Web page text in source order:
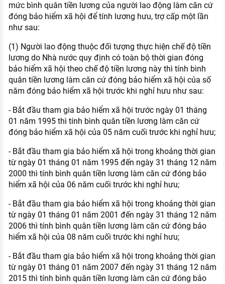
mức bình quân tiền lương của người lao động làm căn cứ
đóng bảo hiểm xã hội để tính lương hưu, trợ cấp một lần
như sau:
(1) Người lao động thuộc đối tượng thực hiện chế độ tiền
lương do Nhà nước quy định có toàn bộ thời gian đóng
bảo hiểm xã hội theo chế độ tiền lương này thì tính bình
quân tiền lương làm căn cứ đóng bảo hiểm xã hội của số
năm đóng bảo hiểm xã hội trước khi nghỉ hưu như sau:
- Bắt đầu tham gia bảo hiểm xã hội trước ngày 01 tháng
01 năm 1995 thì tính bình quân tiền lương làm căn cứ
đóng bảo hiểm xã hội của 05 năm cuối trước khi nghỉ hưu;
- Bắt đầu tham gia bảo hiểm xã hội trong khoảng thời gian
từ ngày 01 tháng 01 năm 1995 đến ngày 31 tháng 12 năm
2000 thì tính bình quân tiền lương làm căn cứ đóng bảo
hiểm xã hội của 06 năm cuối trước khi nghỉ hưu;
- Bắt đầu tham gia bảo hiểm xã hội trong khoảng thời gian
từ ngày 01 tháng 01 năm 2001 đến ngày 31 tháng 12 năm
2006 thì tính bình quân tiền lương làm căn cứ đóng bảo
hiểm xã hội của 08 năm cuối trước khi nghỉ hưu;
- Bắt đầu tham gia bảo hiểm xã hội trong khoảng thời gian
từ ngày 01 tháng 01 năm 2007 đến ngày 31 tháng 12 năm
2015 thì tính bình quân tiền lương làm căn cứ đóng bảo